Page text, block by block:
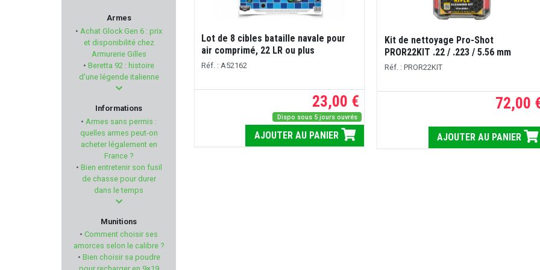
VEGA HOLSTER
AIMPOINT
DENIX
LEGACY ARMAMENT
Ligne Verney-Carron
BREAK FREE
Armes
• Achat Glock Gen 6 : prix
et disponibilité chez
Armurerie Gilles
• Beretta 92 : histoire
d'une légende italienne
Informations
• Armes sans permis :
quelles armes peut-on
acheter légalement en
France ?
• Bien entretenir son fusil
de chasse pour durer
dans le temps
Munitions
• Comment choisir ses
amorces selon le calibre ?
• Bien choisir sa poudre
Lot de 8 cibles bataille navale pour
air comprimé, 22 LR ou plus
Réf. : A52162
23,00 €
Dispo sous 5 jours ouvrés
AJOUTER AU PANIER
Kit de nettoyage Pro-Shot
PROR22KIT .22 / .223 / 5.56 mm
Réf. : PROR22KIT
72,00
AJOUTER AU PANIER